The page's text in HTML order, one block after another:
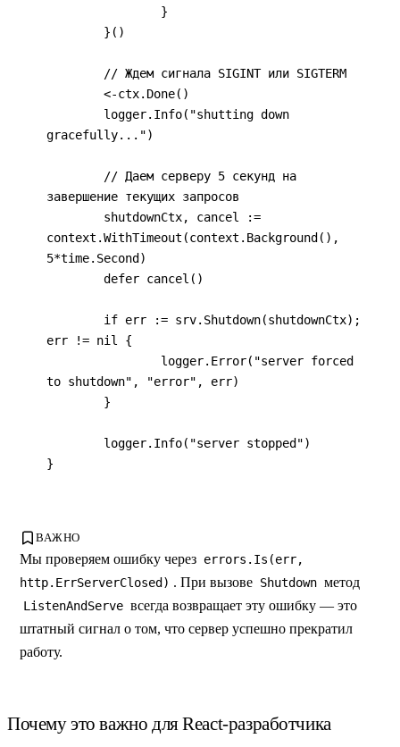
gracefully...")
завершение текущих запросов
context.WithTimeout(context.Background(),
5*time.Second)
err != nil {
to shutdown", "error", err)
}
ВАЖНО
Мы проверяем ошибку через errors.Is(err,
http.ErrServerClosed) . При вызове Shutdown метод
ListenAndServe всегда возвращает эту ошибку — это
штатный сигнал о том, что сервер успешно прекратил
работу.
Почему это важно для React-разработчика